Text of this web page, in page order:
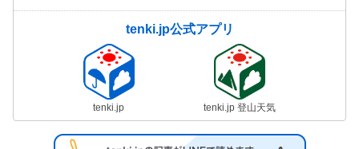
tenki.jp公式アプリ
tenki.jp tenki.jp 登山天気